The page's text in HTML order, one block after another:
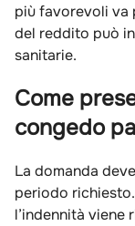
più favorevoli va
del reddito può
sanitarie.
Come
congedo
La domanda
periodo
l’indennità viene